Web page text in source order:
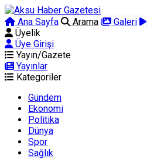
Ana Sayfa Arama Galeri
Üyelik
Üye Girişi
Yayın/Gazete
Yayınlar
Kategoriler
Gündem
Ekonomi
Politika
Dünya
Spor
Sağlık